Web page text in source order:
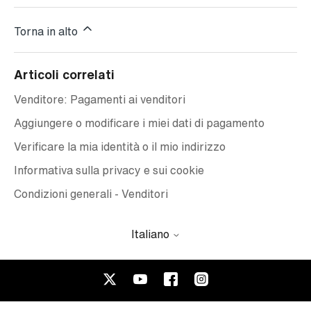
Torna in alto
Articoli correlati
Venditore: Pagamenti ai venditori
Aggiungere o modificare i miei dati di pagamento
Verificare la mia identità o il mio indirizzo
Informativa sulla privacy e sui cookie
Condizioni generali - Venditori
Italiano